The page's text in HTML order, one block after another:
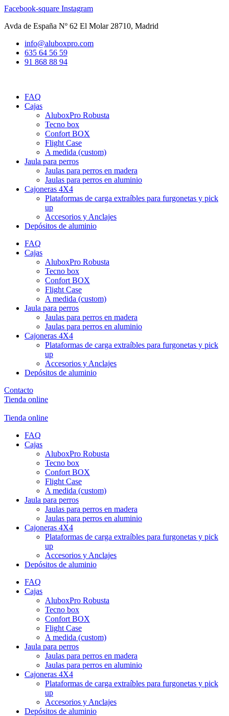
Ir
contenido
Facebook-square Instagram
Avda de España Nº 62 El Molar 28710, Madrid
info@aluboxpro.com
635 64 56 59
91 868 88 94
FAQ
Cajas
AluboxPro Robusta
Tecno box
Confort BOX
Flight Case
A medida (custom)
Jaula para perros
Jaulas para perros en madera
Jaulas para perros en aluminio
Cajoneras 4X4
Plataformas de carga extraíbles para furgonetas y pick
up
Accesorios y Anclajes
Depósitos de aluminio
FAQ
Cajas
AluboxPro Robusta
Tecno box
Confort BOX
Flight Case
A medida (custom)
Jaula para perros
Jaulas para perros en madera
Jaulas para perros en aluminio
Cajoneras 4X4
Plataformas de carga extraíbles para furgonetas y pick
up
Accesorios y Anclajes
Depósitos de aluminio
Contacto
Tienda online
Tienda online
FAQ
Cajas
AluboxPro Robusta
Tecno box
Confort BOX
Flight Case
A medida (custom)
Jaula para perros
Jaulas para perros en madera
Jaulas para perros en aluminio
Cajoneras 4X4
Plataformas de carga extraíbles para furgonetas y pick
up
Accesorios y Anclajes
Depósitos de aluminio
FAQ
Cajas
AluboxPro Robusta
Tecno box
Confort BOX
Flight Case
A medida (custom)
Jaula para perros
Jaulas para perros en madera
Jaulas para perros en aluminio
Cajoneras 4X4
Plataformas de carga extraíbles para furgonetas y pick
up
Accesorios y Anclajes
Depósitos de aluminio